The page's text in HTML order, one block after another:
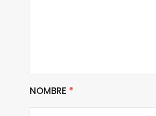
NOMBRE *